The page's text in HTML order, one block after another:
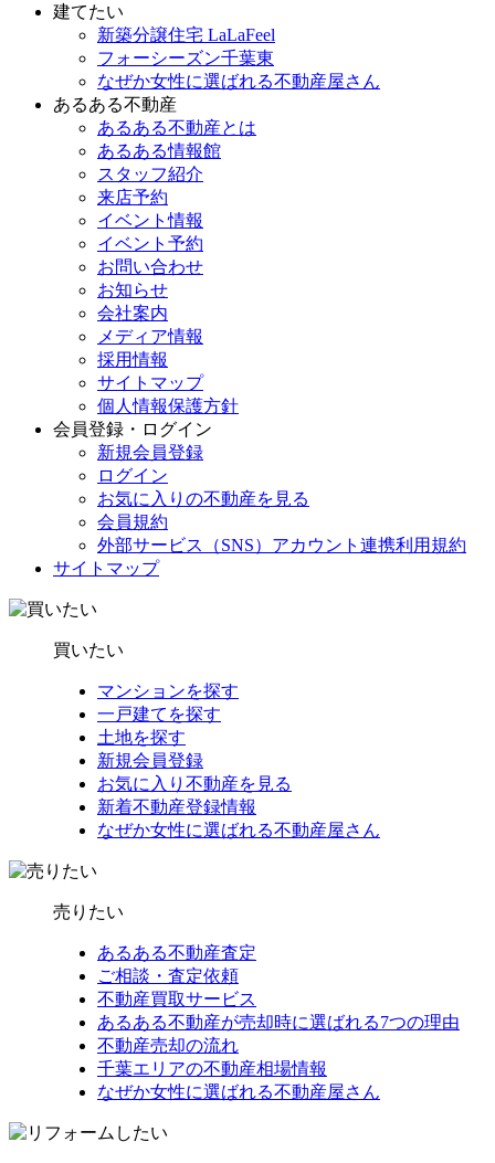
建てたい
新築分譲住宅 LaLaFeel
フォーシーズン千葉東
なぜか女性に選ばれる不動産屋さん
あるある不動産
あるある不動産とは
あるある情報館
スタッフ紹介
来店予約
イベント情報
イベント予約
お問い合わせ
お知らせ
会社案内
メディア情報
採用情報
サイトマップ
個人情報保護方針
会員登録・ログイン
新規会員登録
ログイン
お気に入りの不動産を見る
会員規約
外部サービス（SNS）アカウント連携利用規約
サイトマップ
買いたい
マンションを探す
一戸建てを探す
土地を探す
新規会員登録
お気に入り不動産を見る
新着不動産登録情報
なぜか女性に選ばれる不動産屋さん
売りたい
あるある不動産査定
ご相談・査定依頼
不動産買取サービス
あるある不動産が売却時に選ばれる7つの理由
不動産売却の流れ
千葉エリアの不動産相場情報
なぜか女性に選ばれる不動産屋さん